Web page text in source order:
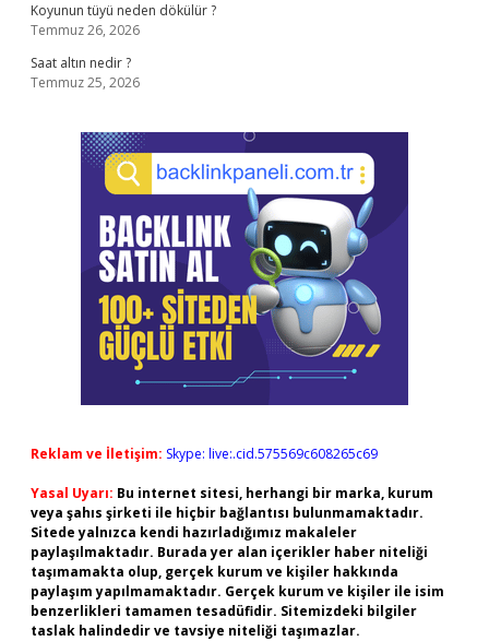
Koyunun tüyü neden dökülür ?
Temmuz 26, 2026
Saat altın nedir ?
Temmuz 25, 2026
Reklam ve İletişim: Skype: live:.cid.575569c608265c69
Yasal Uyarı: Bu internet sitesi, herhangi bir marka, kurum
veya şahıs şirketi ile hiçbir bağlantısı bulunmamaktadır.
Sitede yalnızca kendi hazırladığımız makaleler
paylaşılmaktadır. Burada yer alan içerikler haber niteliği
taşımamakta olup, gerçek kurum ve kişiler hakkında
paylaşım yapılmamaktadır. Gerçek kurum ve kişiler ile isim
benzerlikleri tamamen tesadüfidir. Sitemizdeki bilgiler
taslak halindedir ve tavsiye niteliği taşımazlar.